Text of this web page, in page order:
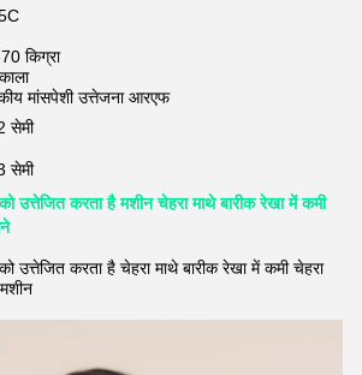
किग्रा
मांसपेशी उत्तेजना आरएफ
सेमी
सेमी
उत्तेजित करता है मशीन चेहरा माथे बारीक रेखा में कमी
उत्तेजित करता है चेहरा माथे बारीक रेखा में कमी चेहरा